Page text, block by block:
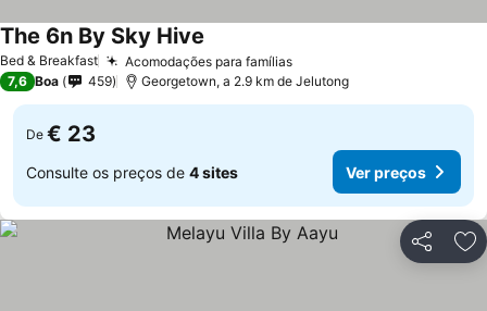
Bed & Breakfast Acomodações para famíliasVer preços
The 6n By Sky Hive
7,6 Boa 459 Georgetown, a 2.9 km de Jelutong
De € 23
Consulte os preços de 4 sites Ver preços
Partilhar